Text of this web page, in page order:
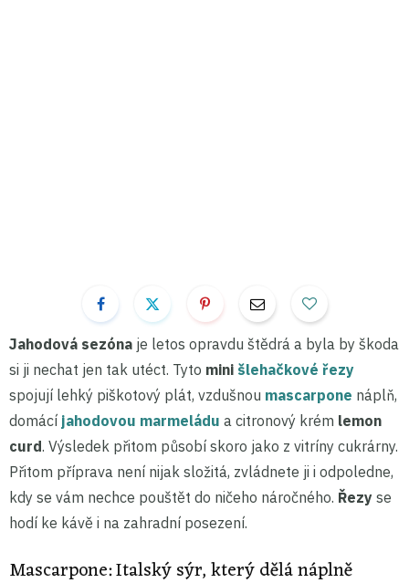
Jahodová sezóna je letos opravdu štědrá a byla by škoda
si ji nechat jen tak utéct. Tyto mini šlehačkové řezy
spojují lehký piškotový plát, vzdušnou mascarpone náplň,
domácí jahodovou marmeládu a citronový krém lemon
curd. Výsledek přitom působí skoro jako z vitríny cukrárny.
Přitom příprava není nijak složitá, zvládnete ji i odpoledne,
kdy se vám nechce pouštět do ničeho náročného. Řezy se
hodí ke kávě i na zahradní posezení.
Mascarpone: Italský sýr, který dělá náplně